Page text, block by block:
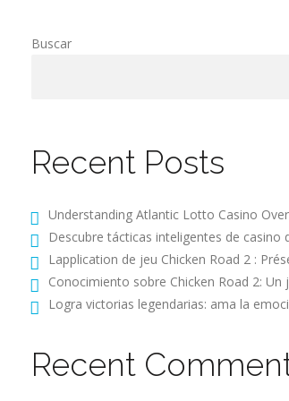
Buscar
Recent Posts
Understanding Atlantic Lotto Casino
Descubre tácticas inteligentes de
Lapplication de jeu Chicken Road 2 :
Conocimiento sobre Chicken Road 2: Un
Logra victorias legendarias: ama la
Recent